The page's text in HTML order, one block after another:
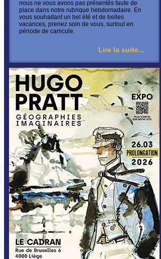
nous ne vous avons pas présentés faute de
place dans notre rubrique hebdomadaire. En
vous souhaitant un bel été et de belles
vacances, prenez soin de vous, surtout en
période de canicule.
Lire la suite...